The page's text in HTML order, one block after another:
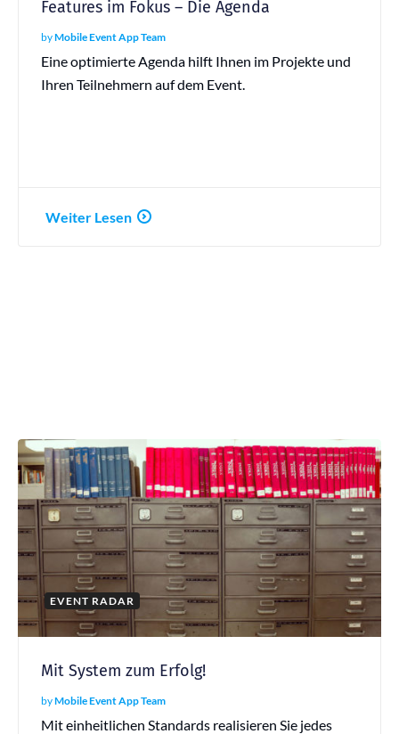
Features im Fokus – Die Agenda
byMobile Event App Team
Eine optimierte Agenda hilft Ihnen im Projekte und
Ihren Teilnehmern auf dem Event.
Weiter Lesen
EVENT RADAR
Mit System zum Erfolg!
byMobile Event App Team
Mit einheitlichen Standards realisieren Sie jedes